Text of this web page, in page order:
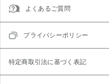
よくあるご質問
プライバシーポリシー
特定商取引法に基づく表記